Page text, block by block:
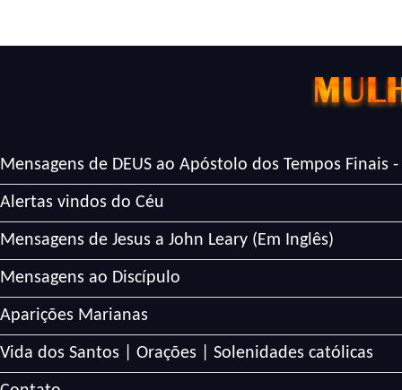
Mensagens de DEUS ao Apóstolo dos Tempos Finais -
Alertas vindos do Céu
Mensagens de Jesus a John Leary (Em Inglês)
Mensagens ao Discípulo
Aparições Marianas
Vida dos Santos | Orações | Solenidades católicas